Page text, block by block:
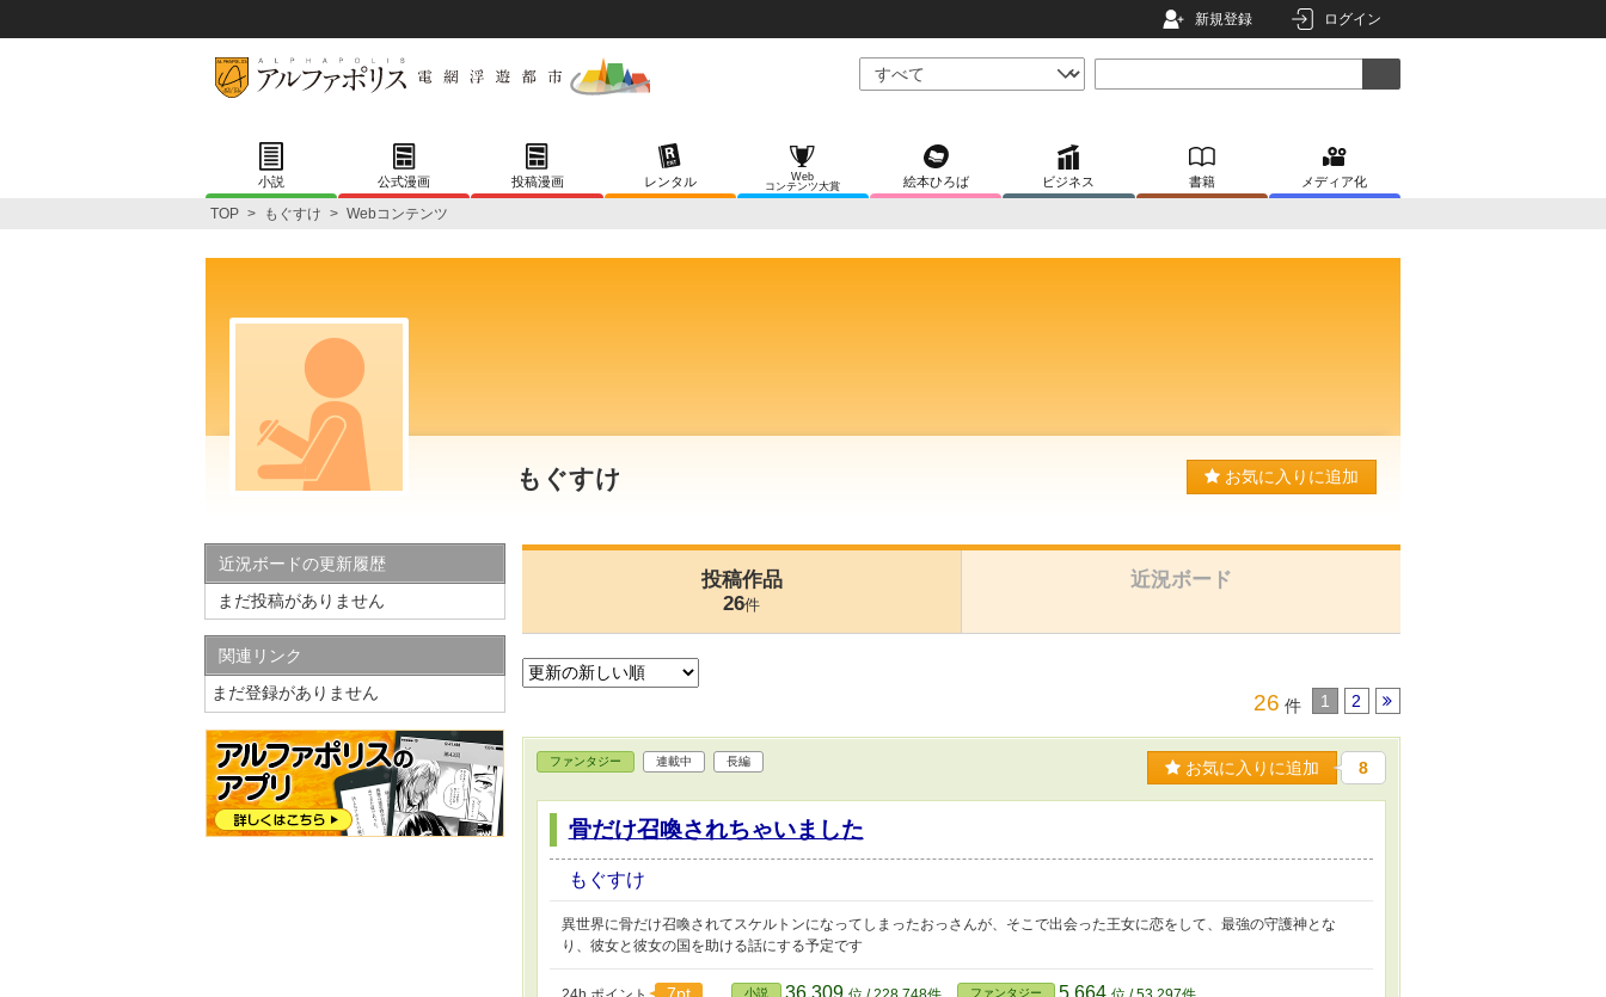
新規登録 ログイン
小説 公式漫画 投稿漫画 レンタル
Web
コンテンツ大賞
絵本ひろば ビジネス 書籍 メディア化
TOP > もぐすけ > Webコンテンツ
もぐすけ お気に入りに追加
投稿作品
26件
近況ボード
26 件 1 2
ファンタジー 連載中 長編 お気に入りに追加 8
骨だけ召喚されちゃいました
もぐすけ
異世界に骨だけ召喚されてスケルトンになってしまったおっさんが、そこで出会った王女に恋をして、最強の守護神とな
り、彼女と彼女の国を助ける話にする予定です
7pt 小説 36,309 ファンタジー 5,664
近況ボードの更新履歴
まだ投稿がありません
関連リンク
まだ登録がありません